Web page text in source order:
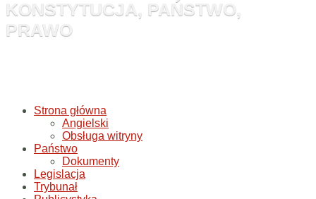
KONSTYTUCJA, PAŃSTWO,
PRAWO
Strona główna
Angielski
Obsługa witryny
Państwo
Dokumenty
Legislacja
Trybunał